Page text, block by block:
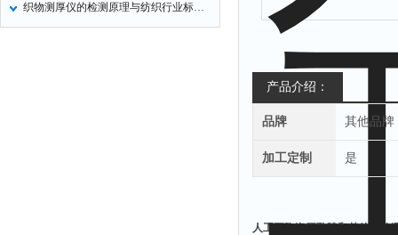
织物测厚仪的检测原理与纺织行业标准化应用
产品介绍：
品牌 其他品牌
加工定制 是
人工牙陶瓷牙孔隙和其他缺陷